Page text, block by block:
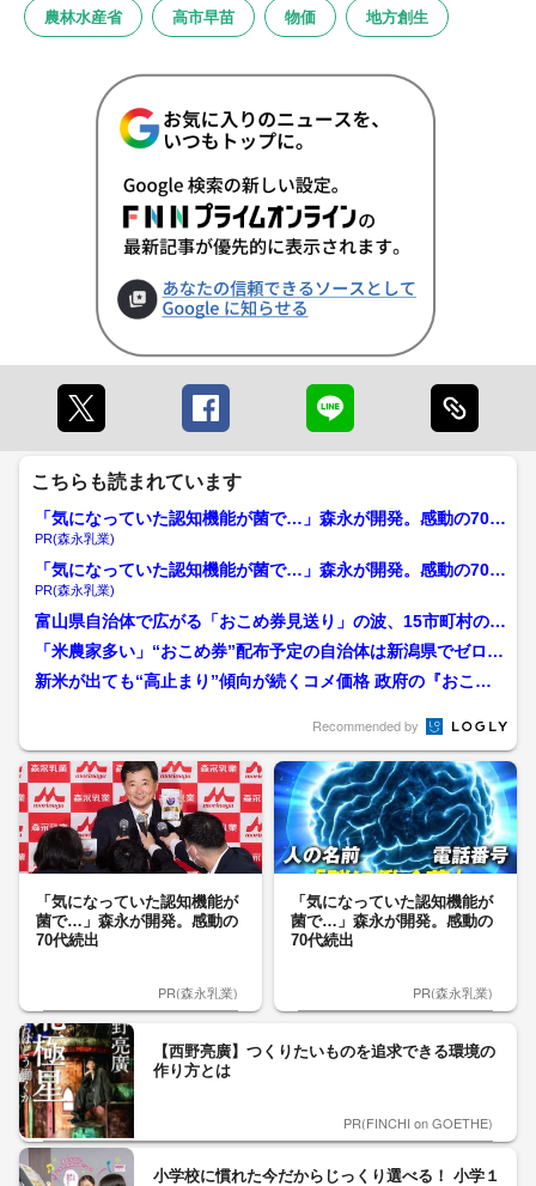
農林水産省 高市早苗 物価 地方創生
こちらも読まれています
「気になっていた認知機能が菌で…」森永が開発。感動の70代
続出
PR(森永乳業)
「気になっていた認知機能が菌で…」森永が開発。感動の70代
続出
PR(森永乳業)
富山県自治体で広がる「おこめ券見送り」の波、15市町村の対
応まとめ 魚津市は「デ...
「米農家多い」“おこめ券”配布予定の自治体は新潟県でゼロ…
現金給付や商品券の発行...
新米が出ても“高止まり”傾向が続くコメ価格 政府の『おこめ
Recommended by
「気になっていた認知機能が
菌で…」森永が開発。感動の
70代続出
PR(森永乳業)
「気になっていた認知機能が
菌で…」森永が開発。感動の
70代続出
PR(森永乳業)
【西野亮廣】つくりたいものを追求できる環境の
作り方とは
PR(FINCHI on GOETHE)
小学校に慣れた今だからじっくり選べる！ 小学１